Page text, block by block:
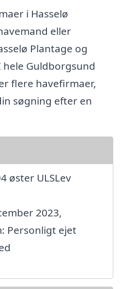
i Hasselø
eller
Plantage og
Guldborgsund
flere havefirmaer,
søgning efter en
øster ULSLev
2023,
Personligt ejet